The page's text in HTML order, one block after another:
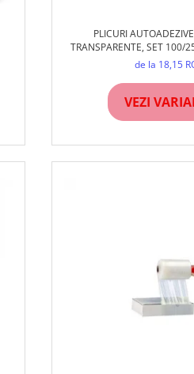
PLICURI
TRANSPARENTE, SET 100/
de la 18,15
VEZI